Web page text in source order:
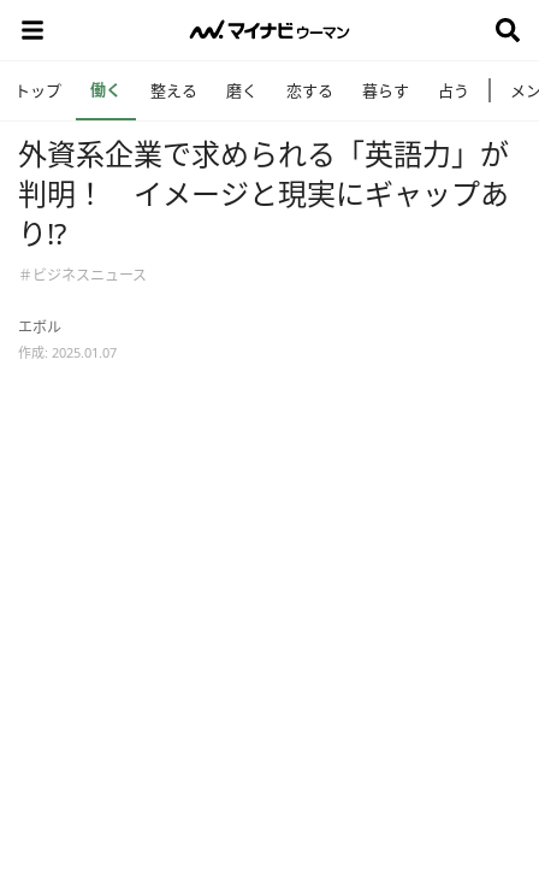
トップ 働く 整える 磨く 恋する 暮らす 占う メ
外資系企業で求められる「英語力」が
判明！ イメージと現実にギャップあ
り⁉
＃ビジネスニュース
エボル
作成: 2025.01.07